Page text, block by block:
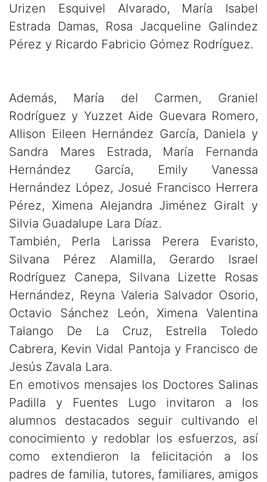
Urizen Esquivel Alvarado, María Isabel
Estrada Damas, Rosa Jacqueline Galindez
Pérez y Ricardo Fabricio Gómez Rodríguez.
Además, María del Carmen, Graniel
Rodríguez y Yuzzet Aide Guevara Romero,
Allison Eileen Hernández García, Daniela y
Sandra Mares Estrada, María Fernanda
Hernández García, Emily Vanessa
Hernández López, Josué Francisco Herrera
Pérez, Ximena Alejandra Jiménez Giralt y
Silvia Guadalupe Lara Díaz.
También, Perla Larissa Perera Evaristo,
Silvana Pérez Alamilla, Gerardo Israel
Rodríguez Canepa, Silvana Lizette Rosas
Hernández, Reyna Valeria Salvador Osorio,
Octavio Sánchez León, Ximena Valentina
Talango De La Cruz, Estrella Toledo
Cabrera, Kevin Vidal Pantoja y Francisco de
Jesús Zavala Lara.
En emotivos mensajes los Doctores Salinas
Padilla y Fuentes Lugo invitaron a los
alumnos destacados seguir cultivando el
conocimiento y redoblar los esfuerzos, así
como extendieron la felicitación a los
padres de familia, tutores, familiares, amigos